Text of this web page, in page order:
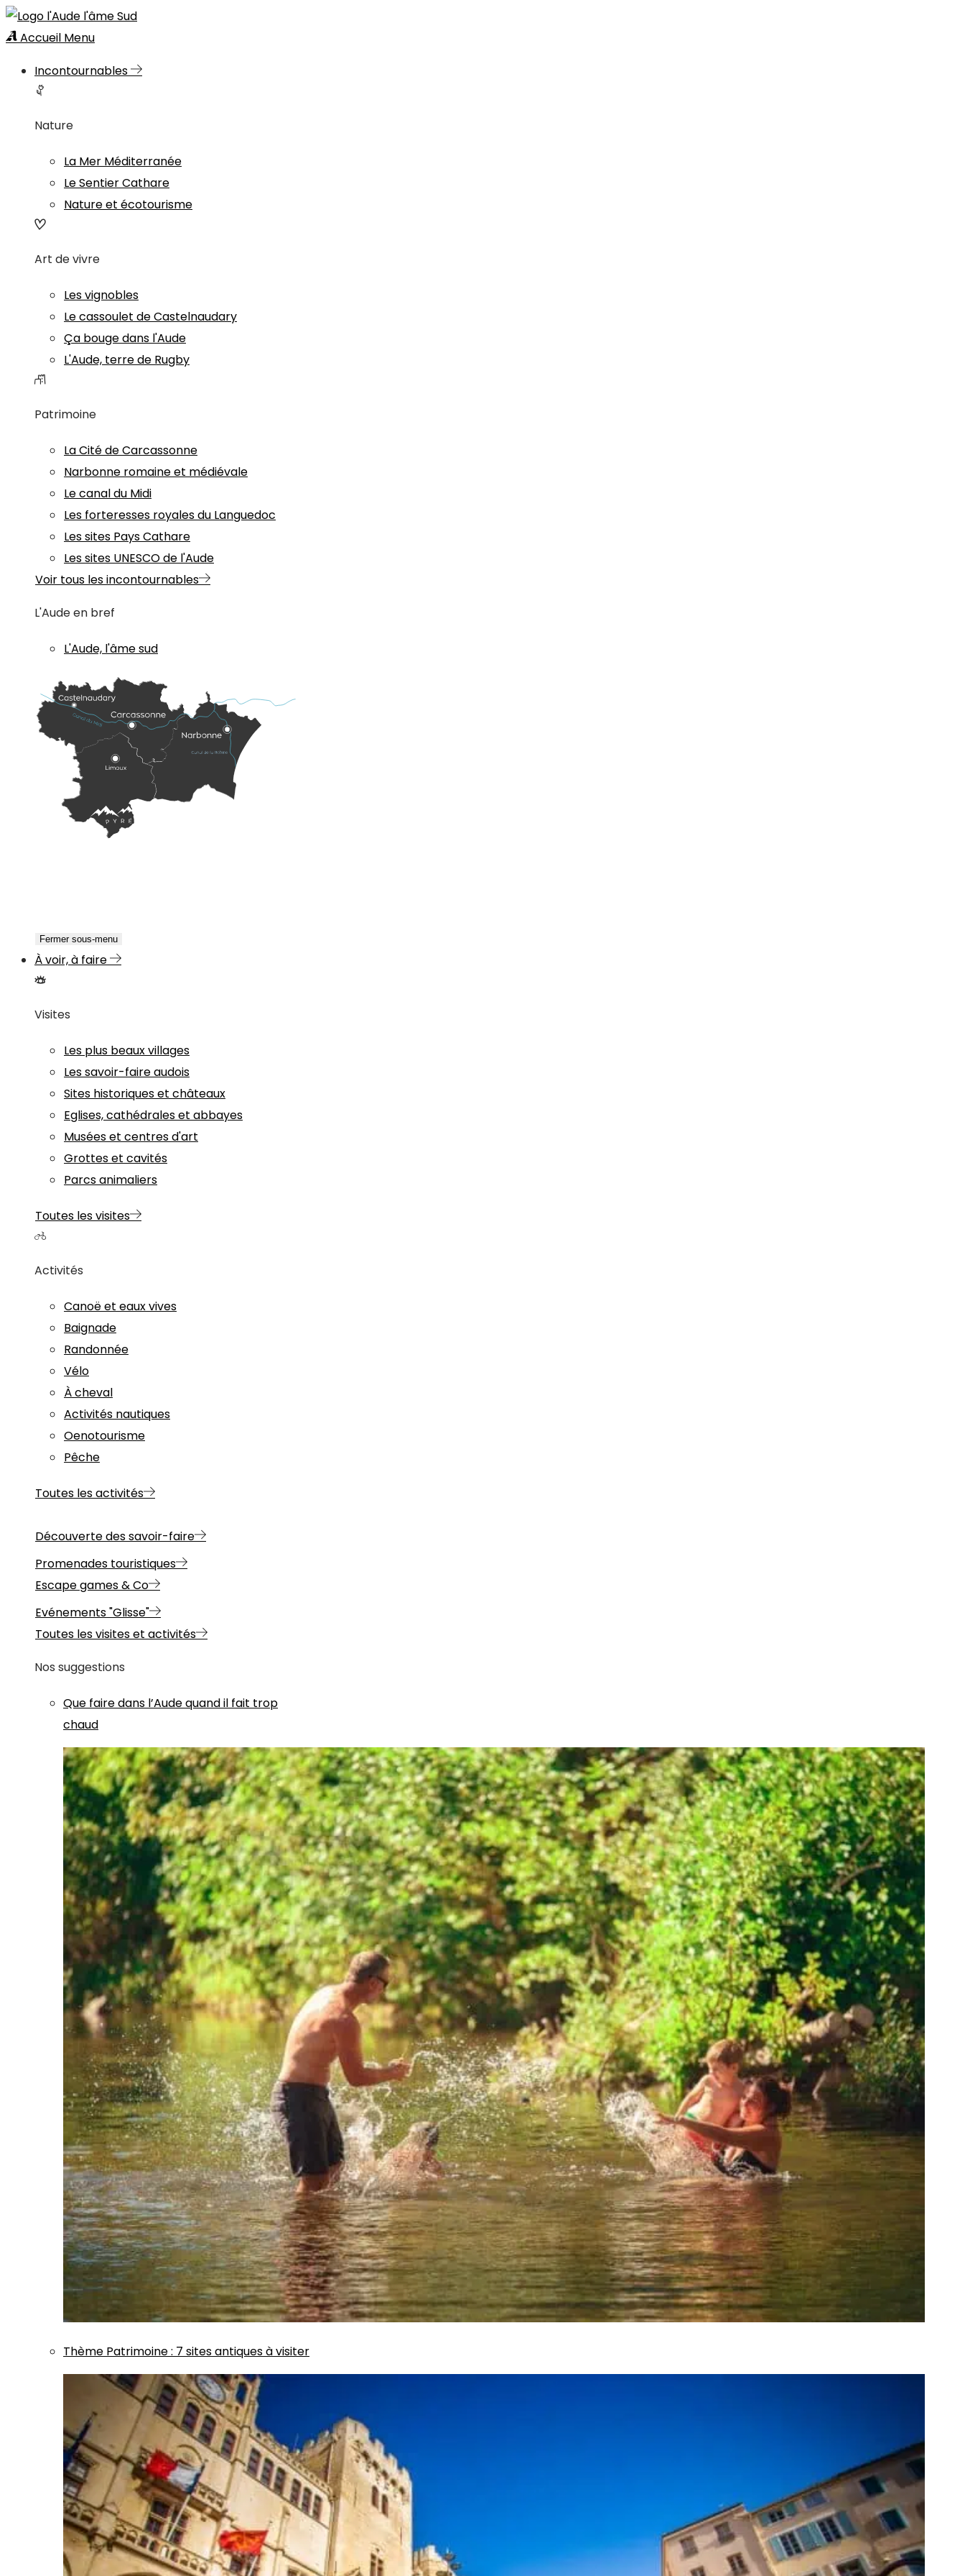
Accueil Menu
Incontournables
Nature
La Mer Méditerranée
Le Sentier Cathare
Nature et écotourisme
Art de vivre
Les vignobles
Le cassoulet de Castelnaudary
Ça bouge dans l'Aude
L'Aude, terre de Rugby
Patrimoine
La Cité de Carcassonne
Narbonne romaine et médiévale
Le canal du Midi
Les forteresses royales du Languedoc
Les sites Pays Cathare
Les sites UNESCO de l'Aude
Voir tous les incontournables
L'Aude en bref
L'Aude, l'âme sud
Fermer sous-menu
À voir, à faire
Visites
Les plus beaux villages
Les savoir-faire audois
Sites historiques et châteaux
Eglises, cathédrales et abbayes
Musées et centres d'art
Grottes et cavités
Parcs animaliers
Toutes les visites
Activités
Canoë et eaux vives
Baignade
Randonnée
Vélo
À cheval
Activités nautiques
Oenotourisme
Pêche
Toutes les activités
Découverte des savoir-faire
Promenades touristiques
Escape games & Co
Evénements "Glisse"
Toutes les visites et activités
Nos suggestions
Que faire dans l’Aude quand il fait trop
chaud
Thème Patrimoine: 7 sites antiques à visiter